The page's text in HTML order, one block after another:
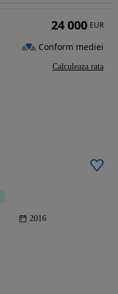
2016
24 000 EUR
Conform mediei
Calculeaza rata